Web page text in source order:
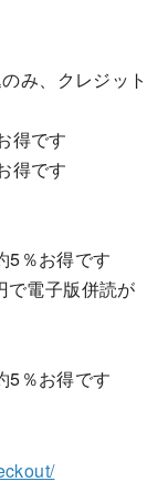
み、クレジット
得です
得です
5％お得です
で電子版併読が
5％お得です